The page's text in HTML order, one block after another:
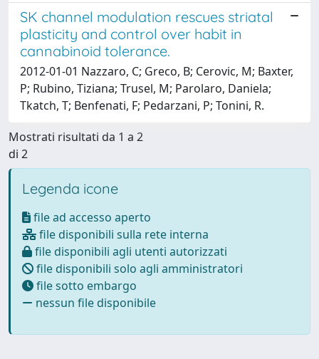
SK channel modulation rescues striatal
plasticity and control over habit in
cannabinoid tolerance.
2012-01-01 Nazzaro, C; Greco, B; Cerovic, M; Baxter,
P; Rubino, Tiziana; Trusel, M; Parolaro, Daniela;
Tkatch, T; Benfenati, F; Pedarzani, P; Tonini, R.
Mostrati risultati da 1 a 2
di 2
Legenda icone
file ad accesso aperto
file disponibili sulla rete interna
file disponibili agli utenti autorizzati
file disponibili solo agli amministratori
file sotto embargo
nessun file disponibile